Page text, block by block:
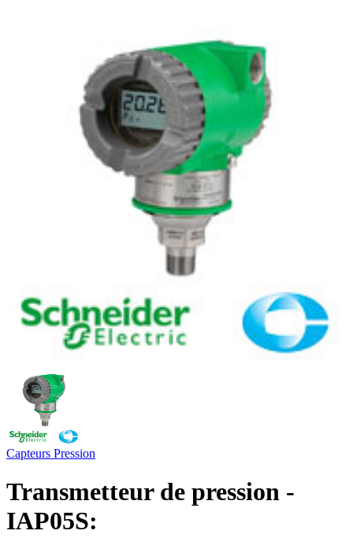
Capteurs Pression
Transmetteur de pression -
IAP05S: